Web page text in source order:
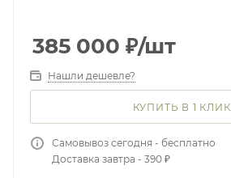
385 000 ₽/шт
Нашли дешевле?
КУПИТЬ В 1 КЛИК
Самовывоз сегодня - бесплатно
Доставка завтра - 390 ₽